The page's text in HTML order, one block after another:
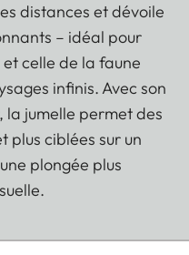
distances et dévoile
– idéal pour
celle de la faune
infinis. Avec son
la jumelle permet des
plus ciblées sur un
plongée plus